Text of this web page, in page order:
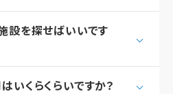
設を探せばいいです
いくらくらいですか？